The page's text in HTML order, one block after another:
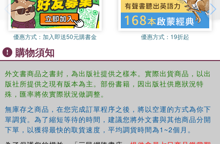
優惠方式： 加入即送50元購書金 優惠方式： 19折起
購物須知
外文書商品之書封，為出版社提供之樣本。實際出貨商品，以出
版社所提供之現有版本為主。部份書籍，因出版社供應狀況特
殊，匯率將依實際狀況做調整。
無庫存之商品，在您完成訂單程序之後，將以空運的方式為你下
單調貨。為了縮短等待的時間，建議您將外文書與其他商品分開
下單，以獲得最快的取貨速度，平均調貨時間為1~2個月。